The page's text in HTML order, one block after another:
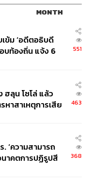
MONTH
ข้ม ‘อดีตอธิบดี
บท้องถิ่น แจ้ง 6
551
ฮลุน โซโล่ แล้ว
าสาเหตุการเสีย
463
‘ความสามารถ
นาคตการปฏิรูปสี
368